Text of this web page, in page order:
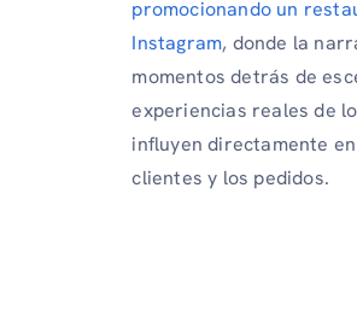
promocionando un
Instagram, donde la
momentos detrás de
experiencias reales de
influyen directamente
clientes y los pedidos.